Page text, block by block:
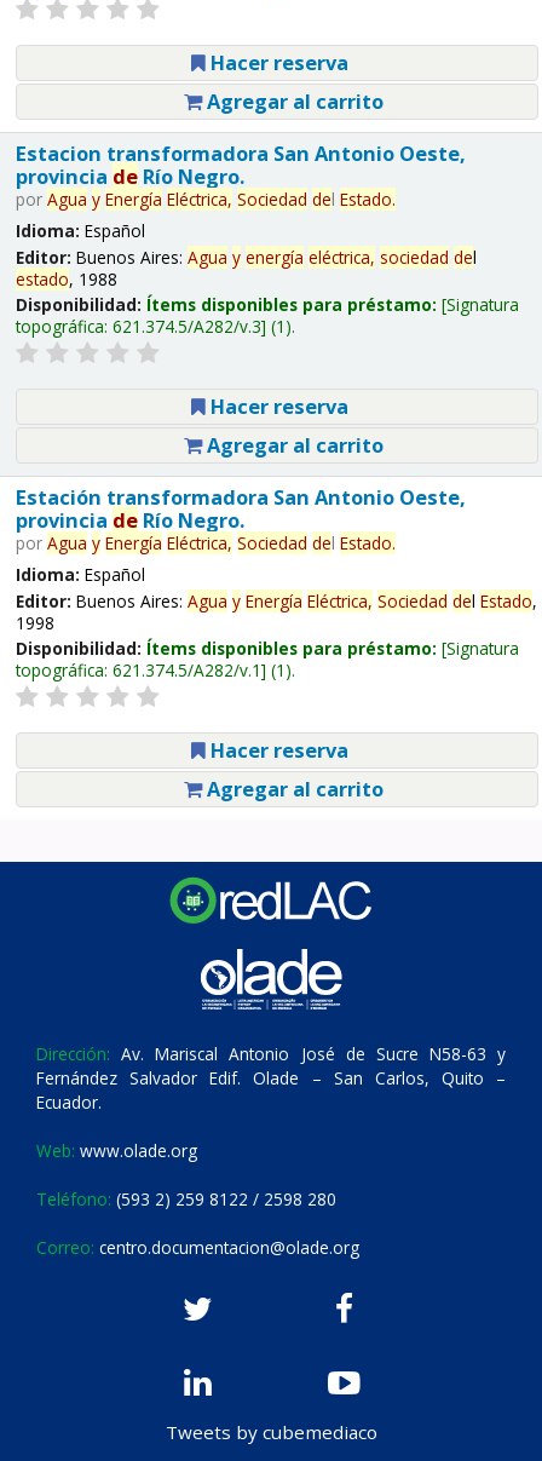
Hacer reserva
Agregar al carrito
Estacion transformadora San Antonio Oeste,
provincia deRío Negro.
por Agua y Energía Eléctrica, Sociedad del Estado.
Idioma: Español
Editor: Buenos Aires: Agua y energía eléctrica, sociedad del
estado, 1988
Disponibilidad: Ítems disponibles para préstamo: Signatura
topográfica: 621.374.5/A282/v.3 (1).
Hacer reserva
Agregar al carrito
Estación transformadora San Antonio Oeste,
provincia deRío Negro.
por Agua y Energía Eléctrica, Sociedad del Estado.
Idioma: Español
Editor: Buenos Aires: Agua y Energía Eléctrica, Sociedad del Estado,
1998
Disponibilidad: Ítems disponibles para préstamo: Signatura
topográfica: 621.374.5/A282/v.1 (1).
Hacer reserva
Agregar al carrito
Dirección: Av. Mariscal Antonio José de Sucre N58-63 y
Fernández Salvador Edif. Olade – San Carlos, Quito –
Ecuador.
Web: www.olade.org
Teléfono: (593 2) 259 8122 / 2598 280
Correo: centro.documentacion@olade.org
Tweets by cubemediaco